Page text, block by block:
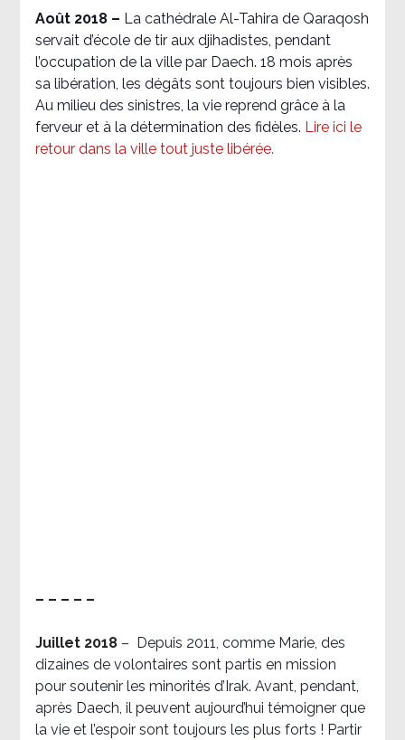
Août 2018 – La cathédrale Al-Tahira de Qaraqosh
servait d’école de tir aux djihadistes, pendant
l’occupation de la ville par Daech. 18 mois après
sa libération, les dégâts sont toujours bien visibles.
Au milieu des sinistres, la vie reprend grâce à la
ferveur et à la détermination des fidèles. Lire ici le
retour dans la ville tout juste libérée.
– – – – –
Juillet 2018 –
Depuis 2011, comme Marie, des
dizaines de volontaires sont partis en mission
pour soutenir les minorités d’Irak. Avant, pendant,
après Daech, il peuvent aujourd’hui témoigner que
la vie et l’espoir sont toujours les plus forts ! Partir